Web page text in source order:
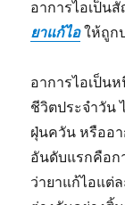
อาการไอเป็น
ยาแก้ไอให้ถูก
อาการไอเป็น
ชีวิตประจำวัน
ฝุ่นควัน หรืออ
อันดับแรกคือก
ว่ายาแก้ไอแต่